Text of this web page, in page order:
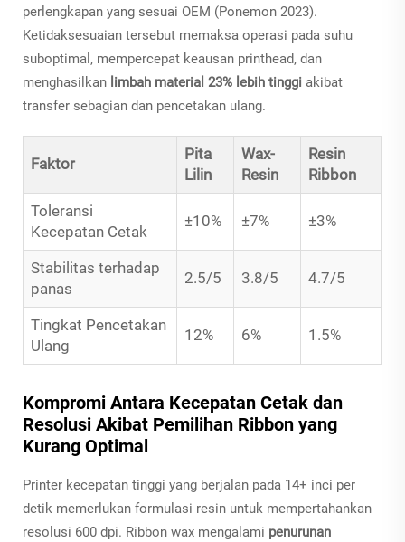
perlengkapan yang sesuai OEM (Ponemon 2023).
Ketidaksesuaian tersebut memaksa operasi pada suhu
suboptimal, mempercepat keausan printhead, dan
menghasilkan limbah material 23% lebih tinggi akibat
transfer sebagian dan pencetakan ulang.
Faktor
Pita
Lilin
Wax-
Resin
Resin
Ribbon
Toleransi
Kecepatan Cetak
±10% ±7% ±3%
Stabilitas terhadap
panas
2.5/5 3.8/5 4.7/5
Tingkat Pencetakan
Ulang
12% 6% 1.5%
Kompromi Antara Kecepatan Cetak dan
Resolusi Akibat Pemilihan Ribbon yang
Kurang Optimal
Printer kecepatan tinggi yang berjalan pada 14+ inci per
detik memerlukan formulasi resin untuk mempertahankan
resolusi 600 dpi. Ribbon wax mengalami penurunan